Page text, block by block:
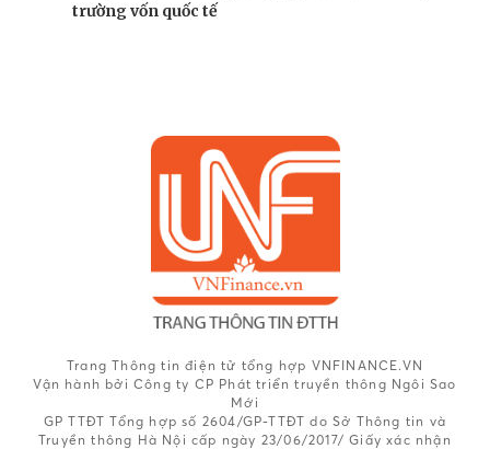
trường vốn quốc tế
Trang Thông tin điện tử tổng hợp VNFINANCE.VN
Vận hành bởi Công ty CP Phát triển truyền thông Ngôi Sao
Mới
GP TTĐT Tổng hợp số 2604/GP-TTĐT do Sở Thông tin và
Truyền thông Hà Nội cấp ngày 23/06/2017/ Giấy xác nhận